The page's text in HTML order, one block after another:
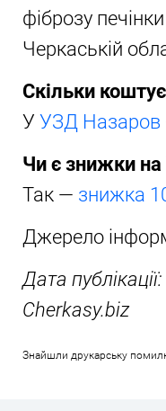
фіброзу
Черкаській
Скільки
У УЗД Назаров
Чи є знижки
Так — знижка
Джерело
Дата
Cherkasy.biz
Знайшли друкарську